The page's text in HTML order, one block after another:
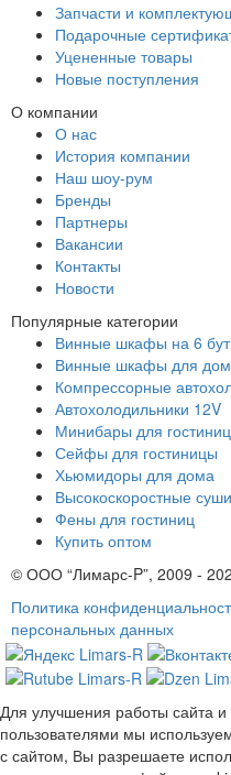
Запчасти и
Подарочные
Уцененные товары
Новые поступления
О компании
О нас
История компании
Наш шоу-рум
Бренды
Партнеры
Вакансии
Контакты
Новости
Популярные категории
Винные шкафы на 6
Винные шкафы для
Компрессорные
Автохолодильники 12V
Минибары для гостиниц
Сейфы для гостиницы
Хьюмидоры для дома
Высокоскоростные
Фены для гостиниц
Купить оптом
© ООО “Лимарс-P”, 2009 -
Политика
персональных данных
Для улучшения работы сайта и
пользователями мы
с сайтом, Вы разрешаете